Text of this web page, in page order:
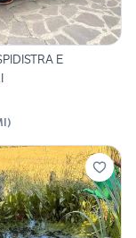
E
)